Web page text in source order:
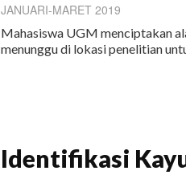
JANUARI-MARET 2019
Mahasiswa UGM menciptakan
menunggu di lokasi penelitian
Identifikasi